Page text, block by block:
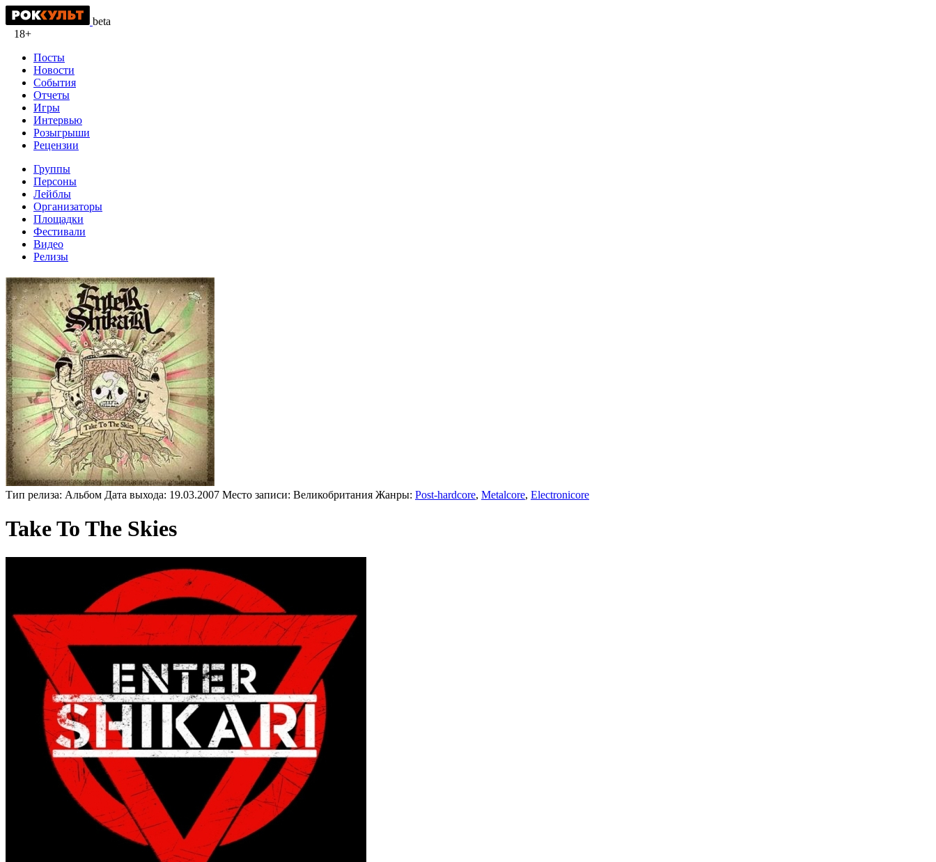
beta
18+
Посты
Новости
События
Отчеты
Игры
Интервью
Розыгрыши
Рецензии
Группы
Персоны
Лейблы
Организаторы
Площадки
Фестивали
Видео
Релизы
Тип релиза: Альбом Дата выхода: 19.03.2007 Место записи: Великобритания Жанры: Post-hardcore, Metalcore, Electronicore
Take To The Skies